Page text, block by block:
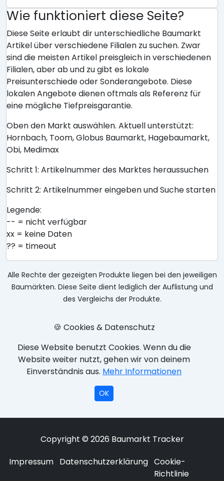
Wie funktioniert diese Seite?
Diese Seite erlaubt dir unterschiedliche Baumarkt
Artikel über verschiedene Filialen zu suchen. Zwar
sind die meisten Artikel preisgleich in verschiedenen
Filialen, aber ab und zu gibt es lokale
Preisunterschiede oder Sonderangebote. Diese
lokalen Angebote dienen oftmals als Referenz für
eine mögliche Tiefpreisgarantie.
Oben den Markt auswählen. Aktuell unterstützt:
Hornbach, Toom, Globus Baumarkt, Hagebaumarkt,
Obi, Medimax
Schritt 1: Artikelnummer des Marktes heraussuchen
Schritt 2: Artikelnummer eingeben und Suche starten
Legende:
-- = nicht verfügbar
xx = keine Daten
?? = timeout
Alle Rechte der gezeigten Produkte liegen bei den jeweiligen
Baumärkten. Diese Seite dient lediglich der Auflistung und
des Vergleichs der Produkte.
🍪 Cookies & Datenschutz
Diese Website benutzt Cookies. Wenn du die
Website weiter nutzt, gehen wir von deinem
Einverständnis aus. Mehr Informationen
OK
Copyright © 2026 Baumarkt Tracker
Impressum Datenschutzerklärung Cookie-
Richtlinie